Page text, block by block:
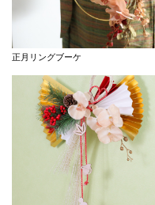
正月リングブーケ